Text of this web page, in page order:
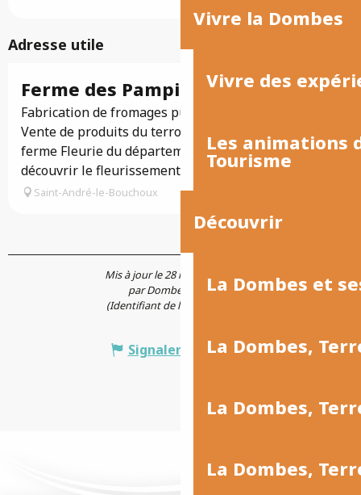
Vivre la Dombes
Vivre des
Les animations
Tourisme
Découvrir
La Dombes et
La Dombes,
La Dombes,
La Dombes,
Adresse utile
Ferme des Pampilles
Fabrication de fromages pur chèvre de la ferme.
Vente de produits du terroir. Le Gaec est la 1ère
ferme Fleurie du département : possibilité de
découvrir le fleurissement...
Saint-André-le-Bouchoux
Mis à jour le 28 mai 2026 à 16:43
par Dombes Tourisme
(Identifiant de l'offre :
Signaler une erreur